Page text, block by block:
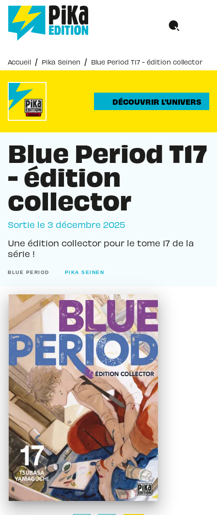
MENU RECHERCHE
PIED DE PAGE
Accueil / Pika Seinen / Blue Period T17 - édition collector
DÉCOUVRIR L'UNIVERS
Blue Period T17
- édition
collector
Sortie le 3 décembre 2025
Une édition collector pour le tome 17 de la
série !
BLUE PERIOD PIKA SEINEN